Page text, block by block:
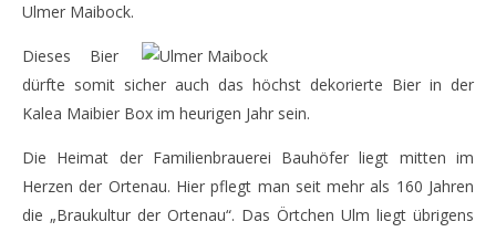
NOW VIEWING
In Ulm ist das ganze Jahr Mai – Bauhöfers Maibock
18.
April
2016
Monsta112
Ulmer Maibock.
Dieses Bier
dürfte somit sicher auch das höchst dekorierte Bier in der
Kalea Maibier Box im heurigen Jahr sein.
Die Heimat der Familienbrauerei Bauhöfer liegt mitten im
Herzen der Ortenau. Hier pflegt man seit mehr als 160 Jahren
die „Braukultur der Ortenau“. Das Örtchen Ulm liegt übrigens